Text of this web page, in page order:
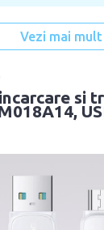
Vezi mai mult
si